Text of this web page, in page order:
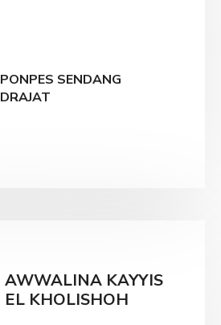
PONPES SENDANG
DRAJAT
AWWALINA KAYYIS
EL KHOLISHOH